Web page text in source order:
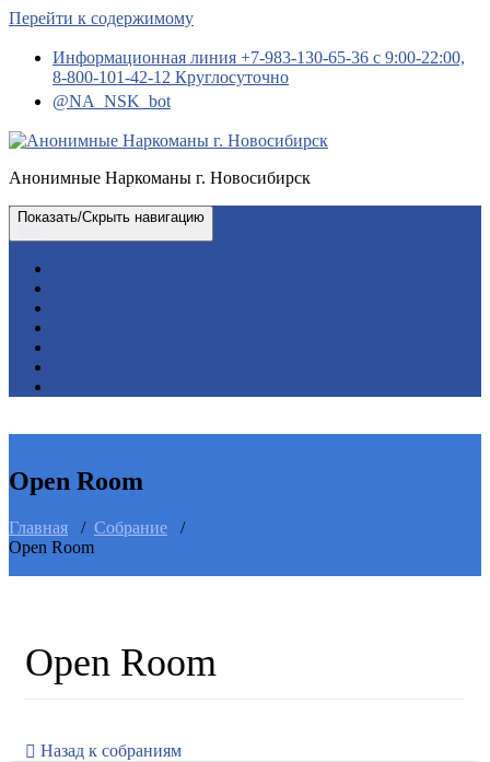
Перейти к содержимому
Информационная линия +7-983-130-65-36 с 9:00-22:00,
8-800-101-42-12 Круглосуточно
@NA_NSK_bot
Анонимные Наркоманы г. Новосибирск
Показать/Скрыть навигацию
Open Room
Главная / Собрание /
Open Room
Open Room
Назад к собраниям